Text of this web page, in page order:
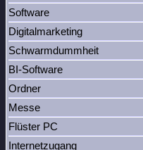
Software
Digitalmarketing
Schwarmdummheit
BI-Software
Ordner
Messe
Flüster PC
Internetzugang